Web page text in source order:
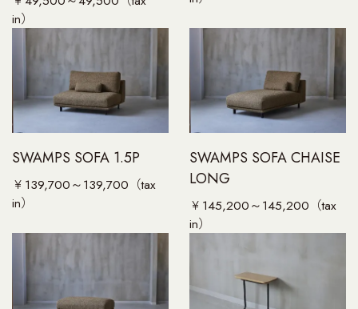
in）
SWAMPS SOFA 1.5P
￥139,700～139,700（tax
in）
SWAMPS SOFA CHAISE
LONG
￥145,200～145,200（tax
in）